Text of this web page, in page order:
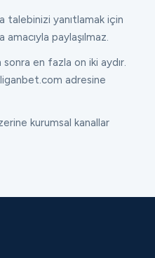
talebinizi yanıtlamak için
paylaşılmaz.
sonra en fazla on iki aydır.
adresine
kurumsal kanallar